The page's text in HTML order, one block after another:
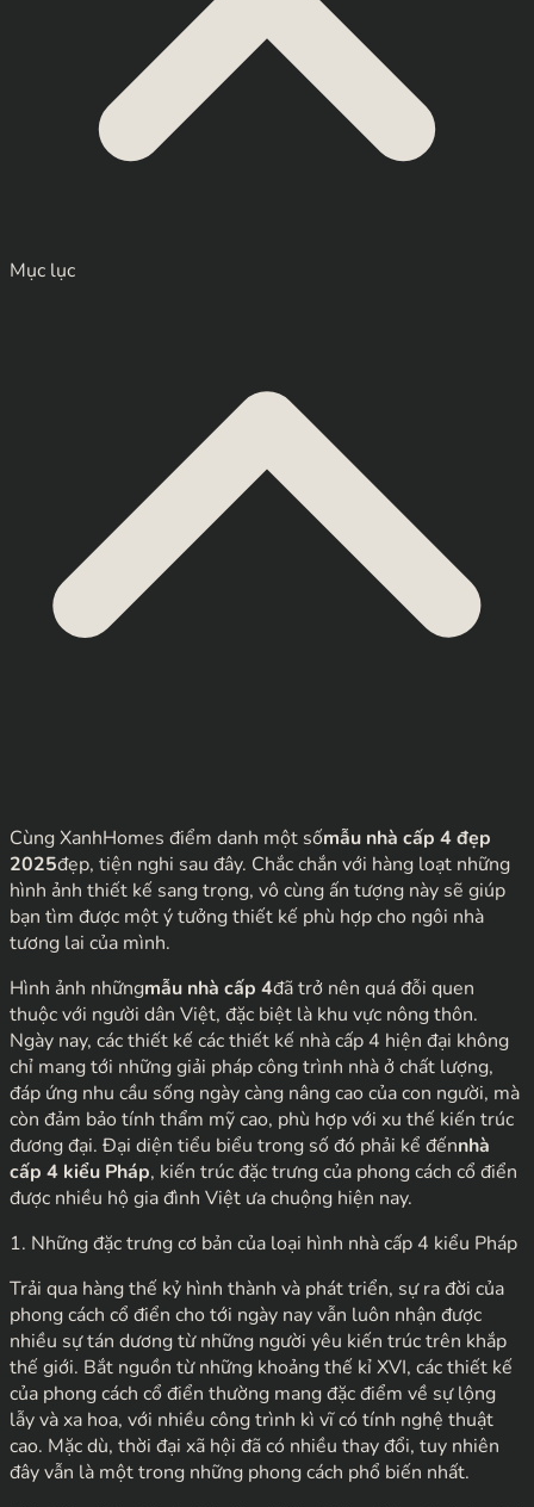
Mục lục
Cùng XanhHomes điểm danh một sốmẫu nhà cấp 4 đẹp
2025đẹp, tiện nghi sau đây. Chắc chắn với hàng loạt những
hình ảnh thiết kế sang trọng, vô cùng ấn tượng này sẽ giúp
bạn tìm được một ý tưởng thiết kế phù hợp cho ngôi nhà
tương lai của mình.
Hình ảnh nhữngmẫu nhà cấp 4đã trở nên quá đỗi quen
thuộc với người dân Việt, đặc biệt là khu vực nông thôn.
Ngày nay, các thiết kế các thiết kế nhà cấp 4 hiện đại không
chỉ mang tới những giải pháp công trình nhà ở chất lượng,
đáp ứng nhu cầu sống ngày càng nâng cao của con người, mà
còn đảm bảo tính thẩm mỹ cao, phù hợp với xu thế kiến trúc
đương đại. Đại diện tiểu biểu trong số đó phải kể đếnnhà
cấp 4 kiểu Pháp, kiến trúc đặc trưng của phong cách cổ điển
được nhiều hộ gia đình Việt ưa chuộng hiện nay.
1. Những đặc trưng cơ bản của loại hình nhà cấp 4 kiểu Pháp
Trải qua hàng thế kỷ hình thành và phát triển, sự ra đời của
phong cách cổ điển cho tới ngày nay vẫn luôn nhận được
nhiều sự tán dương từ những người yêu kiến trúc trên khắp
thế giới. Bắt nguồn từ những khoảng thế kỉ XVI, các thiết kế
của phong cách cổ điển thường mang đặc điểm về sự lộng
lẫy và xa hoa, với nhiều công trình kì vĩ có tính nghệ thuật
cao. Mặc dù, thời đại xã hội đã có nhiều thay đổi, tuy nhiên
đây vẫn là một trong những phong cách phổ biến nhất.